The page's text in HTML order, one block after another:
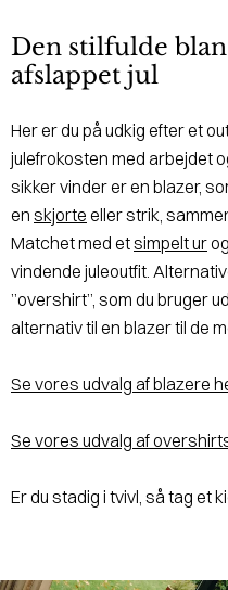
Den stilfulde
afslappet jul
Her er du på udkig efter et
julefrokosten med arbejdet
sikker vinder er en blazer,
en skjorte eller strik,
Matchet med etsimpelt ur
vindende juleoutfit.
”overshirt”, som du bruger
alternativ til en blazer til de
Se vores udvalg af blazere
Se vores udvalg af
Er du stadig i tvivl, så tag et